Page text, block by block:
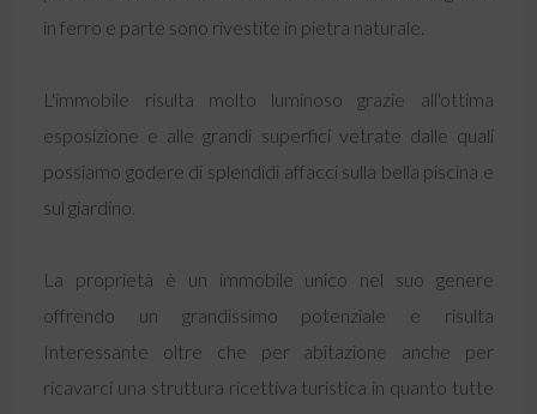
in ferro e parte sono rivestite in pietra naturale.
L'immobile risulta molto luminoso grazie all'ottima
esposizione e alle grandi superfici vetrate dalle quali
possiamo godere di splendidi affacci sulla bella piscina e
sul giardino.
La proprietà è un immobile unico nel suo genere
offrendo un grandissimo potenziale e risulta
Interessante oltre che per abitazione anche per
ricavarci una struttura ricettiva turistica in quanto tutte